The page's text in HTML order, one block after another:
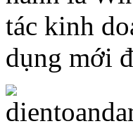
tác kinh
dụng mới